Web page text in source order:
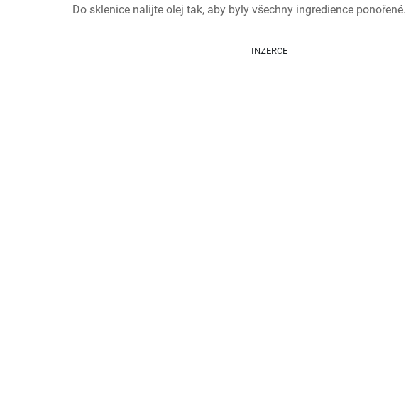
Do sklenice nalijte olej tak, aby byly všechny ingredience ponořené.
INZERCE